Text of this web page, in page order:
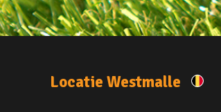
Locatie Westmalle